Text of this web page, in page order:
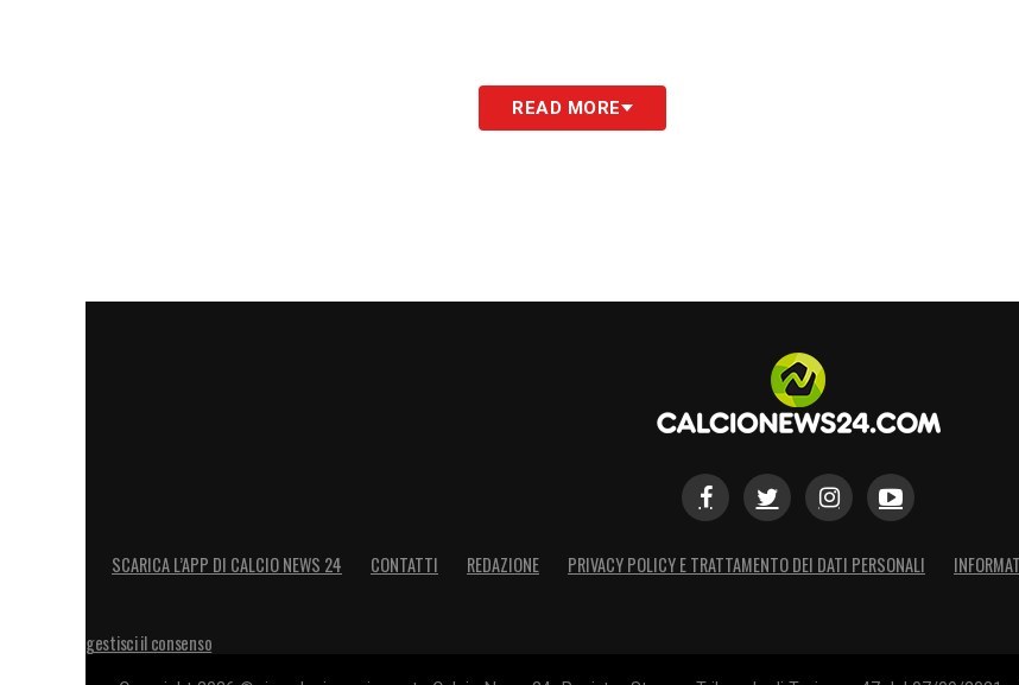
READ MORE
SCARICA L’APP DI CALCIO NEWS 24 CONTATTI REDAZIONE PRIVACY POLICY E TRATTAMENTO DEI DATI PERSONALI
gestisci il consenso